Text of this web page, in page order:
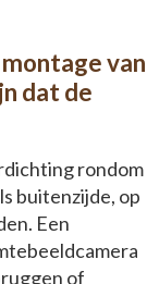
van
dat de
rondom
buitenzijde, op
Een
of